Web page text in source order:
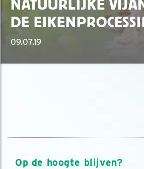
NATUURLIJKE
DE
09.07.19
Op de hoogte blijven?